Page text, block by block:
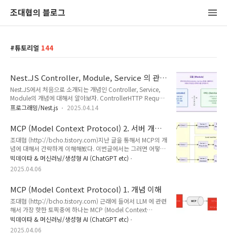
조대협의 블로그
튜토리얼 144
Nest.JS Controller, Module, Service 의 관
계
Nest.JS에서 처음으로 소개되는 개념인 Controller, Service,
Module의 개념에 대해서 알아보자. ControllerHTTP Request
를 직접 받는 컴포넌트이다. 어떤 URI로 받을지
Request를 받을지 결정한다. 아래는 /users REST API를 정의
한 간단한 예제인데/users URI는 @Controller('users') 데코레
이터에서 정의한다. @Get(':id')로 /users/{id}에 대한 요청 처
리 로직을 정의하였다. import { Controller, Get, Post, Body,
Param, Put, Delete } from
'@nestjs/common';@Controller(..
프로그래밍/Nest.js 2025.04.14
MCP (Model Context Protocol) 2. 서버 개발
하기
조대협 (http://bcho.tistory.com)지난 글을 통해서 MCP의 개
념에 대해서 간략하게 이해해봤다. 이번글에서는 그러면 어떻게
MCP 서버를 실제로 구현하는지에 대해서 알아보도록 한다.
MCP Local server & remote serverMCP server 는 구동 위치
에 따라서, 로컬 서버와 리모트 서버로 분리된다. 아래는
MCP 애플리케이션 호스트 프로세스가 기동되는 로컬 데스크탑
에서 실행되는 서버이고, 리모트 서버는 클라우드나 기타 네트워
크로 접속될 수 있는 환경에서 기동되는 서버이다. 로컬 서버의
경우에는 같은 데스크탑에서 실행되기 때문에, 로컬 자원, 즉 데
스크탑의 파일 등에 접근할 수 있다.(노트 : 이는..
빅데이타 & 머신러닝/생성형 AI (ChatGPT etc)
2025.04.06
MCP (Model Context Protocol) 1. 개념 이해
조대협 (http://bcho.tistory.com) 근래에 들어서 LLM 에 관련
해서 가장 핫한 토픽중에 하나는 MCP (Model Context
Protocol)이다. MCP는 Anthropic에서 발표한 프로토콜로
LLM 모델이 외부 애플리케이션과 연동할 수 있도록 해주는 스펙
으로, 예를 들어 클로드 모델이 학습된 결과로 답변만할 수 있는
빅데이타 & 머신러닝/생성형 AI (ChatGPT etc)
2025.04.06